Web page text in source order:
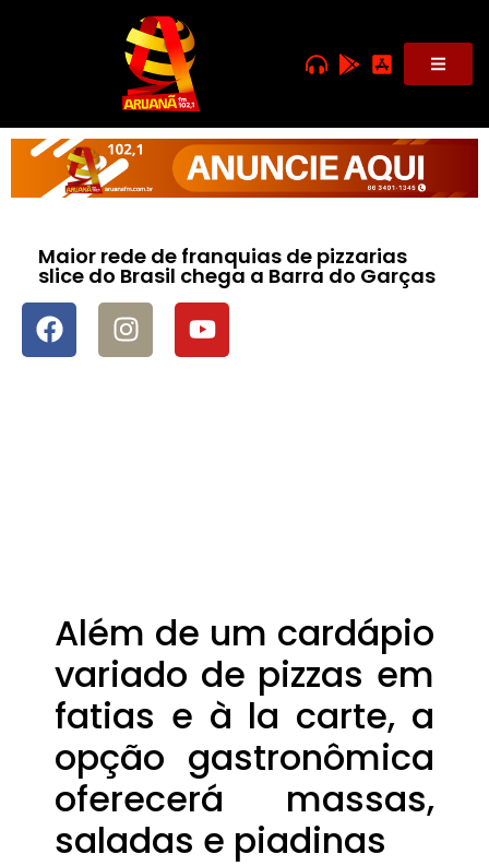
Maior rede de franquias de pizzarias
slice do Brasil chega a Barra do Garças
Além de um cardápio
variado de pizzas em
fatias e à la carte, a
opção gastronômica
oferecerá massas,
saladas e piadinas